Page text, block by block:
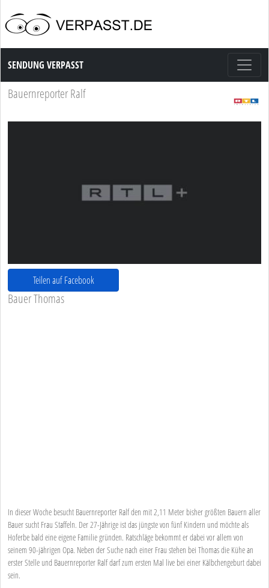
Sendung Verpasst
SENDUNG VERPASST
Bauernreporter Ralf
Teilen auf Facebook
Bauer Thomas
In dieser Woche besucht Bauernreporter Ralf den mit 2,11 Meter bisher größten Bauern aller
Bauer sucht Frau Staffeln. Der 27-Jährige ist das jüngste von fünf Kindern und möchte als
Hoferbe bald eine eigene Familie gründen. Ratschläge bekommt er dabei vor allem von
seinem 90-jährigen Opa. Neben der Suche nach einer Frau stehen bei Thomas die Kühe an
erster Stelle und Bauernreporter Ralf darf zum ersten Mal live bei einer Kälbchengeburt dabei
sein.